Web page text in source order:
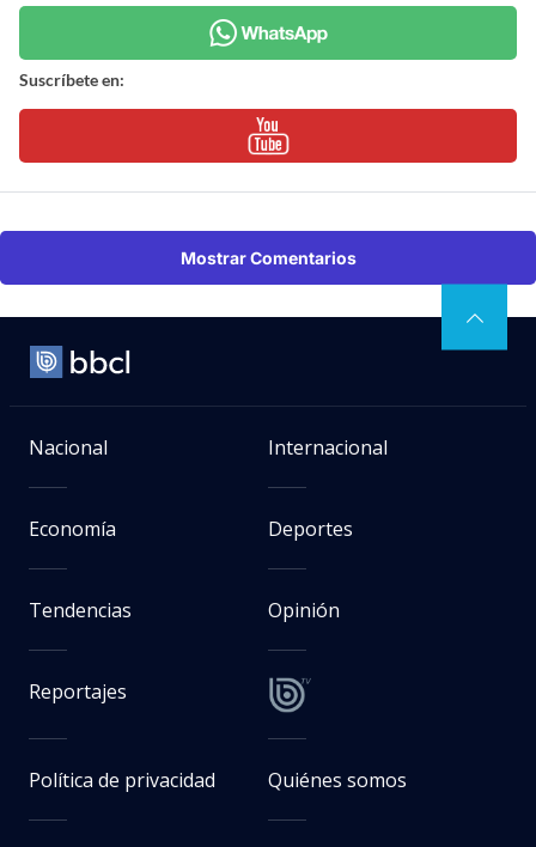
Suscríbete en:
Mostrar Comentarios
Nacional Internacional
Economía Deportes
Tendencias Opinión
Reportajes
Política de privacidad Quiénes somos